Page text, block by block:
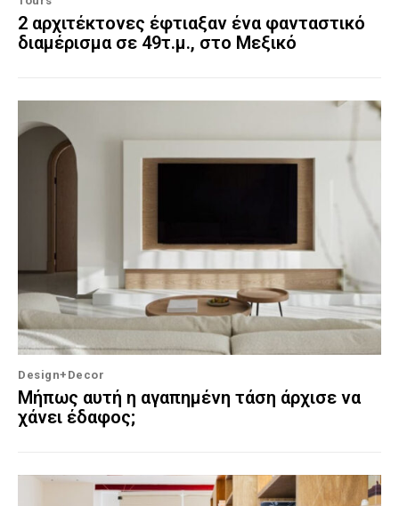
2 αρχιτέκτονες έφτιαξαν ένα φανταστικό
διαμέρισμα σε 49τ.μ., στο Μεξικό
Design+Decor
Μήπως αυτή η αγαπημένη τάση άρχισε να
χάνει έδαφος;